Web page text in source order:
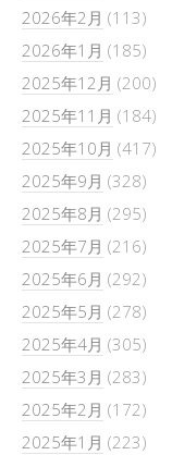
2026年2月 (113)
2026年1月 (185)
2025年12月 (200)
2025年11月 (184)
2025年10月 (417)
2025年9月 (328)
2025年8月 (295)
2025年7月 (216)
2025年6月 (292)
2025年5月 (278)
2025年4月 (305)
2025年3月 (283)
2025年2月 (172)
2025年1月 (223)